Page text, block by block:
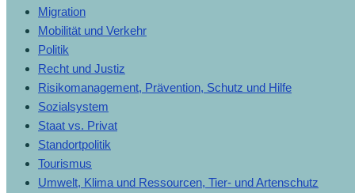
Migration
Mobilität und Verkehr
Politik
Recht und Justiz
Risikomanagement, Prävention, Schutz und Hilfe
Sozialsystem
Staat vs. Privat
Standortpolitik
Tourismus
Umwelt, Klima und Ressourcen, Tier- und Artenschutz